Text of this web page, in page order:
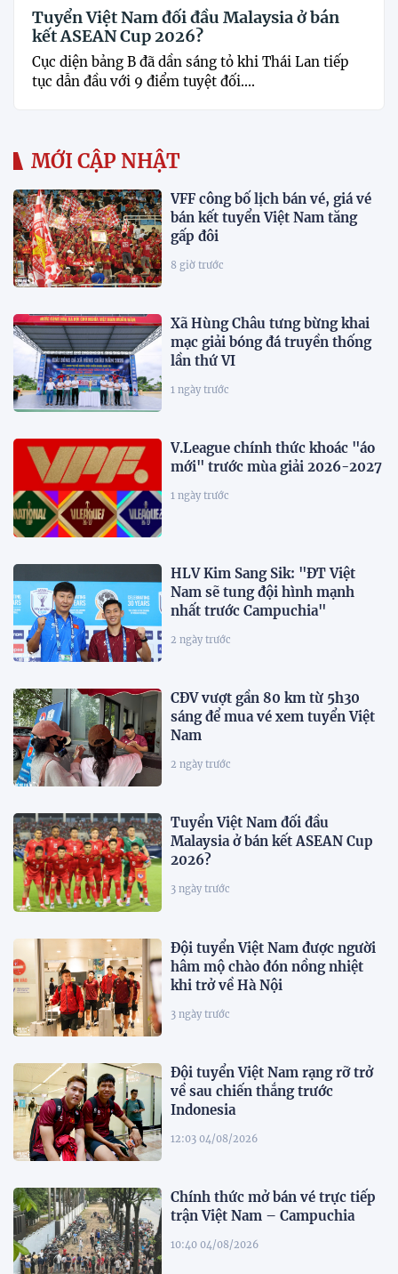
Tuyển Việt Nam đối đầu Malaysia ở bán
kết ASEAN Cup 2026?
Cục diện bảng B đã dần sáng tỏ khi Thái Lan tiếp
tục dẫn đầu với 9 điểm tuyệt đối....
MỚI CẬP NHẬT
VFF công bố lịch bán vé, giá vé
bán kết tuyển Việt Nam tăng
gấp đôi
8 giờ trước
Xã Hùng Châu tưng bừng khai
mạc giải bóng đá truyền thống
lần thứ VI
1 ngày trước
V.League chính thức khoác "áo
mới" trước mùa giải 2026-2027
1 ngày trước
HLV Kim Sang Sik: "ĐT Việt
Nam sẽ tung đội hình mạnh
nhất trước Campuchia"
2 ngày trước
CĐV vượt gần 80 km từ 5h30
sáng để mua vé xem tuyển Việt
Nam
2 ngày trước
Tuyển Việt Nam đối đầu
Malaysia ở bán kết ASEAN Cup
2026?
3 ngày trước
Đội tuyển Việt Nam được người
hâm mộ chào đón nồng nhiệt
khi trở về Hà Nội
3 ngày trước
Đội tuyển Việt Nam rạng rỡ trở
về sau chiến thắng trước
Indonesia
12:03 04/08/2026
Chính thức mở bán vé trực tiếp
trận Việt Nam – Campuchia
10:40 04/08/2026